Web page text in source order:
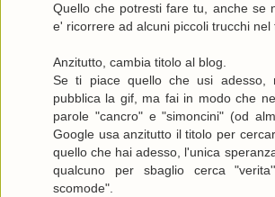
Quello che potresti fare tu, anche se
e' ricorrere ad alcuni piccoli trucchi nel
Anzitutto, cambia titolo al blog.
Se ti piace quello che usi
pubblica la gif, ma fai in modo che
parole "cancro" e "simoncini" (od
Google usa anzitutto il titolo per
quello che hai adesso, l'unica
qualcuno per sbaglio cerca
scomode".